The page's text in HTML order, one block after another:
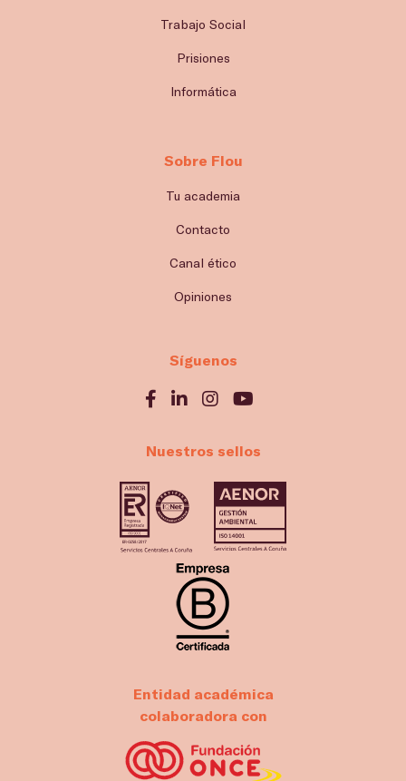
Trabajo Social
Prisiones
Informática
Sobre Flou
Tu academia
Contacto
Canal ético
Opiniones
Síguenos
Nuestros sellos
Entidad académica
colaboradora con